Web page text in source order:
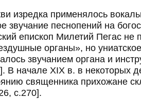
изредка применялось
звучание песнопений на
епископ Милетий Пегас не
органы», но
звучанием органа и
В начале XIX в. в некоторых
священника прихожане
с.270].